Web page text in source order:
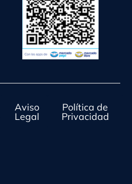
Aviso
Legal
Política de
Privacidad